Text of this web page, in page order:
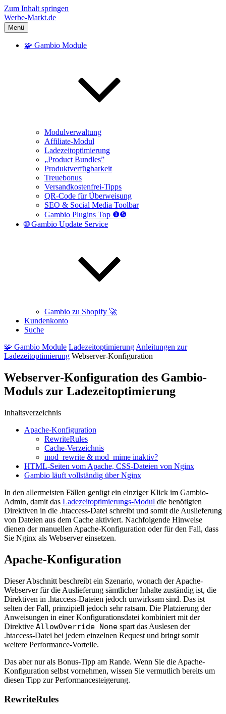
Zum Inhalt springen
Werbe-Markt.de
Menü
🧩 Gambio Module
Modulverwaltung
Affiliate-Modul
Ladezeitoptimierung
„Product Bundles”
Produktverfügbarkeit
Treuebonus
Versandkostenfrei-Tipps
QR-Code für Überweisung
SEO & Social Media Toolbar
Gambio Plugins Top ❶❺
🌐 Gambio Update Service
Gambio zu Shopify 🚀
Kundenkonto
Suche
🧩 Gambio Module Ladezeitoptimierung Anleitungen zur
Ladezeitoptimierung Webserver-Konfiguration
Webserver-Konfiguration des Gambio-
Moduls zur Ladezeitoptimierung
Inhaltsverzeichnis
Apache-Konfiguration
RewriteRules
Cache-Verzeichnis
mod_rewrite & mod_mime inaktiv?
HTML-Seiten vom Apache, CSS-Dateien von Nginx
Gambio läuft vollständig über Nginx
In den allermeisten Fällen genügt ein einziger Klick im Gambio-
Admin, damit das Ladezeitoptimierungs-Modul die benötigten
Direktiven in die .htaccess-Datei schreibt und somit die Auslieferung
von Dateien aus dem Cache aktiviert. Nachfolgende Hinweise
dienen der manuellen Apache-Konfiguration oder für den Fall, dass
Sie Nginx als Webserver einsetzen.
Apache-Konfiguration
Dieser Abschnitt beschreibt ein Szenario, wonach der Apache-
Webserver für die Auslieferung sämtlicher Inhalte zuständig ist, die
Direktiven in .htaccess-Dateien jedoch unwirksam sind. Das ist
selten der Fall, prinzipiell jedoch sehr ratsam. Die Platzierung der
Anweisungen in einer Konfigurationsdatei kombiniert mit der
Direktive AllowOverride None spart das Auslesen der
.htaccess-Datei bei jedem einzelnen Request und bringt somit
weitere Performance-Vorteile.
Das aber nur als Bonus-Tipp am Rande. Wenn Sie die Apache-
Konfiguration selbst vornehmen, wissen Sie vermutlich bereits um
diesen Tipp zur Performancesteigerung.
RewriteRules